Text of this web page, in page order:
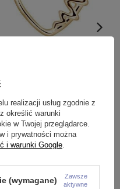
różowe złoto - lewy -
011
zł
realizacji usług zgodnie z
określić warunki
w Twojej przeglądarce.
i prywatności można
i warunki Google.
(wymagane)
Zawsze
aktywne